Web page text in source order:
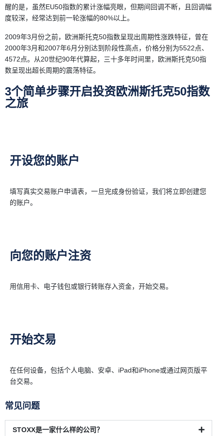
醒的是，虽然EU50指数的累计涨幅亮眼，但期间回调不断，且回调幅
度较深，经常达到前一轮涨幅的80%以上。
2009年3月份之前，欧洲斯托克50指数呈现出周期性涨跌特征，曾在
2000年3月和2007年6月分别达到阶段性高点，价格分别为5522点、
4572点。从20世纪90年代算起，三十多年时间里，欧洲斯托克50指
数呈现出超长周期的震荡特征。
3个简单步骤开启投资欧洲斯托克50指数
之旅
开设您的账户
填写真实交易账户申请表，一旦完成身份验证，我们将立即创建您
的账户。
向您的账户注资
用信用卡、电子钱包或银行转账存入资金，开始交易。
开始交易
在任何设备，包括个人电脑、安卓、iPad和iPhone或通过网页版平
台交易。
常见问题
STOXX是一家什么样的公司？